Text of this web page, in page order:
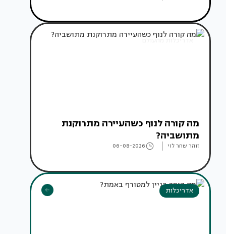
אדריכלות מהעולם
מה קורה לנוף כשהעיירה מתרוקנת
מתושביה?
זוהר שחר לוי 06-08-2026
אדריכלות